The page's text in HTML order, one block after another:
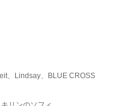
、Lindsay、BLUE CROSS